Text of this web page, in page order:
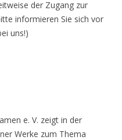
der Zugang zur
informieren Sie sich vor
uns!)
e. V. zeigt in der
Werke zum Thema